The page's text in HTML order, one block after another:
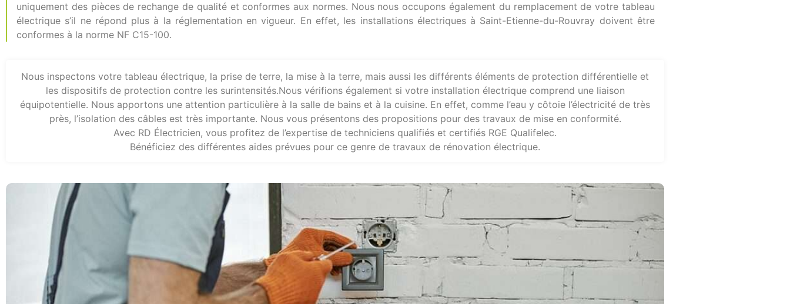
uniquement des pièces de rechange de qualité et conformes aux normes. Nous nous occupons également du remplacement de votre tableau
électrique s’il ne répond plus à la réglementation en vigueur. En effet, les installations électriques à Saint-Etienne-du-Rouvray doivent être
conformes à la norme NF C15-100.
Nous inspectons votre tableau électrique, la prise de terre, la mise à la terre, mais aussi les différents éléments de protection différentielle et
les dispositifs de protection contre les surintensités.Nous vérifions également si votre installation électrique comprend une liaison
équipotentielle. Nous apportons une attention particulière à la salle de bains et à la cuisine. En effet, comme l’eau y côtoie l’électricité de très
près, l’isolation des câbles est très importante. Nous vous présentons des propositions pour des travaux de mise en conformité.
Avec RD Électricien, vous profitez de l’expertise de techniciens qualifiés et certifiés RGE Qualifelec.
Bénéficiez des différentes aides prévues pour ce genre de travaux de rénovation électrique.